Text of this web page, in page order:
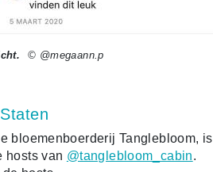
© @megaann.p
bloemenboerderij Tanglebloom, is
hosts van @tanglebloom_cabin.